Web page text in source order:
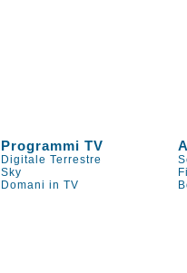
Programmi TV
Digitale Terrestre
Sky
Domani in TV